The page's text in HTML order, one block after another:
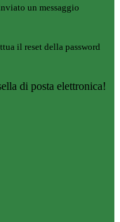
un messaggio
il reset della password
di posta elettronica!